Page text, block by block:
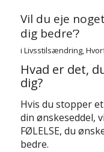
Vil du eje
dig bedre’?
i Livsstilsændring,
Hvad er det,
dig?
Hvis du stopper
din ønskeseddel,
FØLELSE, du
bedre.